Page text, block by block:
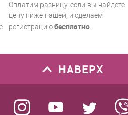
Оплатим разницу, если вы найдете
цену ниже нашей, и сделаем
регистрациюбесплатно.
НАВЕРХ